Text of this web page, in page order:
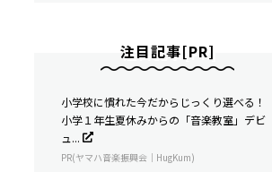
注目記事[PR]
小学校に慣れた今だからじっくり選べる！
小学１年生夏休みからの「音楽教室」デビ
ュ...
PR(ヤマハ音楽振興会｜HugKum)